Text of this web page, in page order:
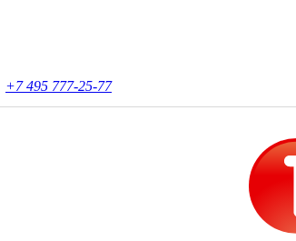
+7 495 777-25-77